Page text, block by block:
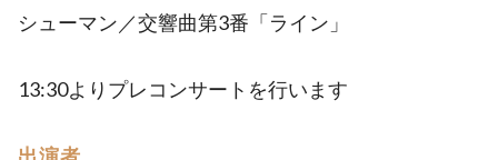
シューマン／交響曲第3番「ライン」
13:30よりプレコンサートを行います